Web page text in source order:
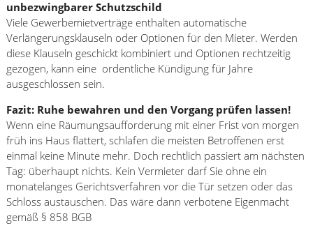
unbezwingbarer Schutzschild
Viele Gewerbemietverträge enthalten automatische
Verlängerungsklauseln oder Optionen für den Mieter. Werden
diese Klauseln geschickt kombiniert und Optionen rechtzeitig
gezogen, kann eine ordentliche Kündigung für Jahre
ausgeschlossen sein.
Fazit: Ruhe bewahren und den Vorgang prüfen lassen!
Wenn eine Räumungsaufforderung mit einer Frist von morgen
früh ins Haus flattert, schlafen die meisten Betroffenen erst
einmal keine Minute mehr. Doch rechtlich passiert am nächsten
Tag: überhaupt nichts. Kein Vermieter darf Sie ohne ein
monatelanges Gerichtsverfahren vor die Tür setzen oder das
Schloss austauschen. Das wäre dann verbotene Eigenmacht
gemäß § 858 BGB